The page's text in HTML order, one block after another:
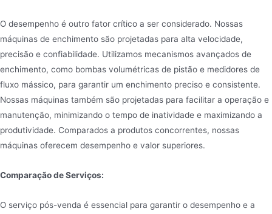
O desempenho é outro fator crítico a ser considerado. Nossas
máquinas de enchimento são projetadas para alta velocidade,
precisão e confiabilidade. Utilizamos mecanismos avançados de
enchimento, como bombas volumétricas de pistão e medidores de
fluxo mássico, para garantir um enchimento preciso e consistente.
Nossas máquinas também são projetadas para facilitar a operação e
manutenção, minimizando o tempo de inatividade e maximizando a
produtividade. Comparados a produtos concorrentes, nossas
máquinas oferecem desempenho e valor superiores.
Comparação de Serviços:
O serviço pós-venda é essencial para garantir o desempenho e a